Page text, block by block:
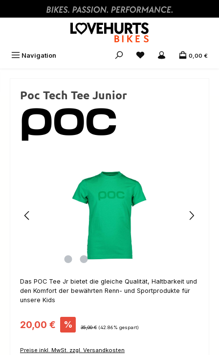
Zum Hauptinhalt springen
Navigation 0,00 €
Poc Tech Tee Junior
Das POC Tee Jr bietet die gleiche Qualität, Haltbarkeit und
den Komfort der bewährten Renn- und Sportprodukte für
unsere Kids
Verkaufspreis:
20,00 € % Regulärer Preis:
35,00 € (42.86% gespart)
Preise inkl. MwSt. zzgl. Versandkosten